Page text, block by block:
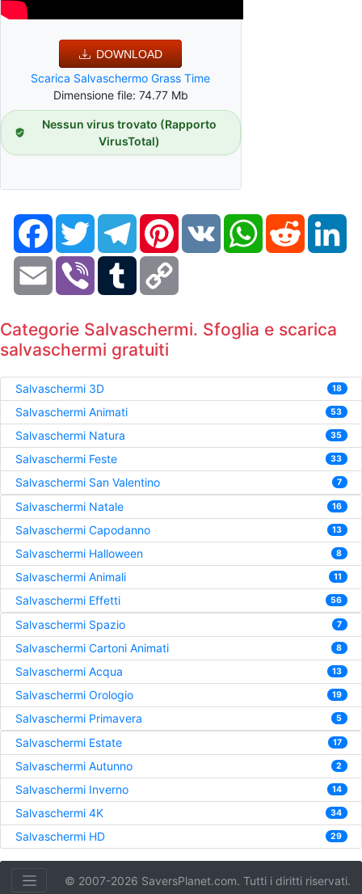
DOWNLOAD
Scarica Salvaschermo Grass Time
Dimensione file: 74.77 Mb
Nessun virus trovato (Rapporto
VirusTotal)
FacebookTwitter TelegramPinterestVK WhatsAppReddit
Email Viber Tumblr
Categorie Salvaschermi. Sfoglia e scarica
salvaschermi gratuiti
Salvaschermi 3D 18
Salvaschermi Animati 53
Salvaschermi Natura 35
Salvaschermi Feste 33
Salvaschermi San Valentino 7
Salvaschermi Natale 16
Salvaschermi Capodanno 13
Salvaschermi Halloween 8
Salvaschermi Animali 11
Salvaschermi Effetti 56
Salvaschermi Spazio 7
Salvaschermi Cartoni Animati 8
Salvaschermi Acqua 13
Salvaschermi Orologio 19
Salvaschermi Primavera 5
Salvaschermi Estate 17
Salvaschermi Autunno 2
Salvaschermi Inverno 14
Salvaschermi 4K 34
Salvaschermi HD 29
© 2007-2026 SaversPlanet.com. Tutti i diritti riservati.